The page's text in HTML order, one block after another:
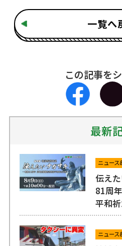
一覧へ
この記事を
最新
ニュース
伝え
81周
平和祈
ニュース